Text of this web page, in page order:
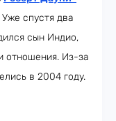
Уже спустя два
сын Индио,
отношения. Из-за
в 2004 году.